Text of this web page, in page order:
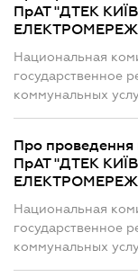
ПрАТ "ДТЕК
Национальная
государственное
коммунальных
Про проведення
ПрАТ "ДТЕК
Национальная
государственное
коммунальных